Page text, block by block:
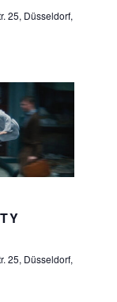
25, Düsseldorf,
25, Düsseldorf,